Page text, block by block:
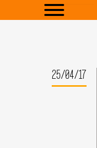
25/04/17